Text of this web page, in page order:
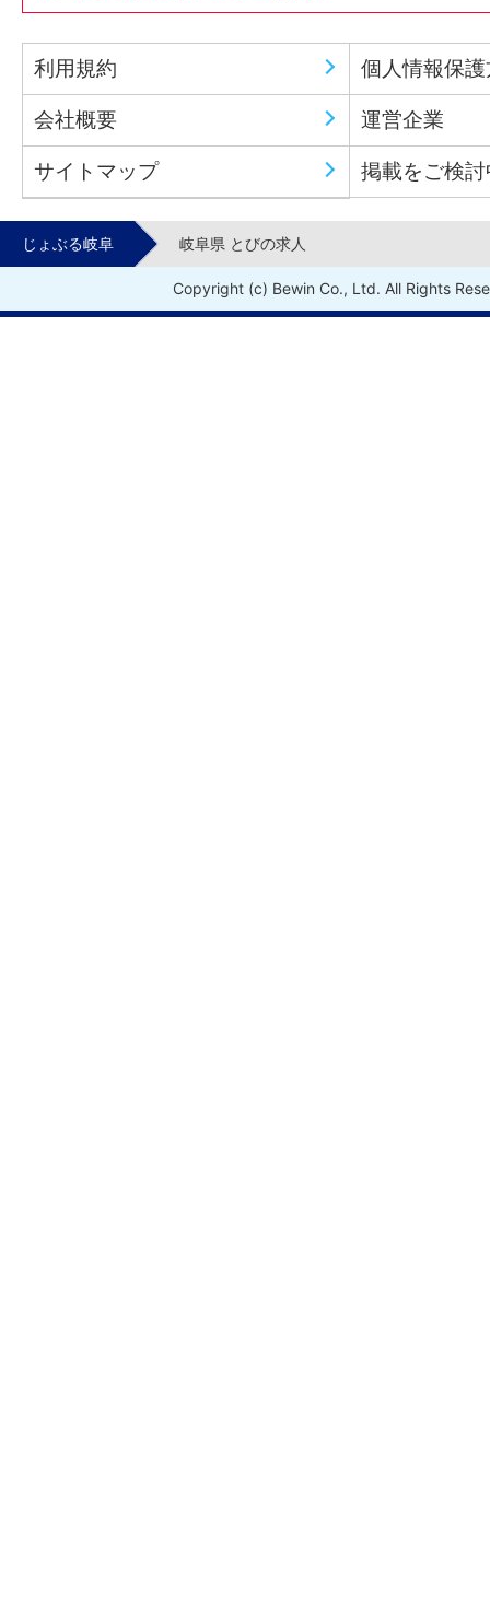
利用規約 個人情報保
会社概要 運営企業
サイトマップ 掲載をご検
じょぶる岐阜 岐阜県 とびの求人
Copyright (c) Bewin Co., Ltd. All Rights